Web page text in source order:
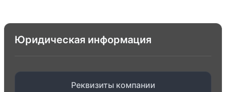
Юридическая информация
Реквизиты компании